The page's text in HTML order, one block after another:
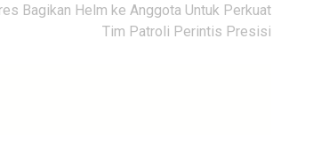
Bagikan Helm ke Anggota Untuk Perkuat
Tim Patroli Perintis Presisi